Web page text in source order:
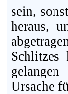
sein,
heraus,
Schlitzes
Ursache